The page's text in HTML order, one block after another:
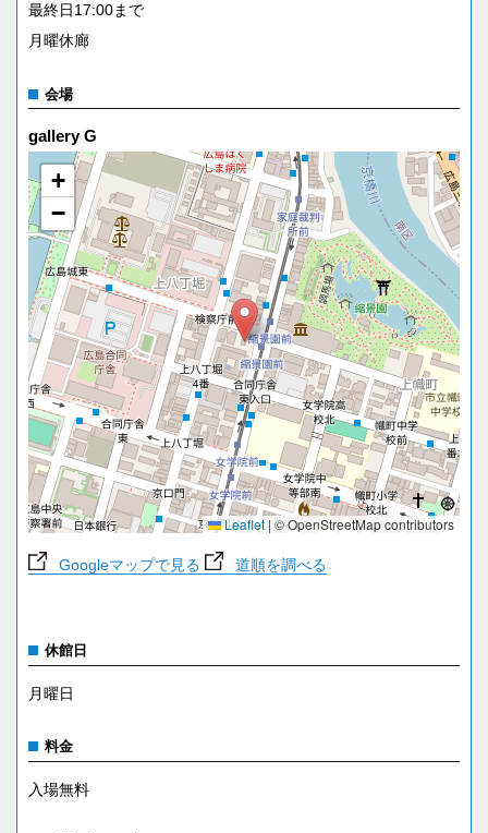
最終日17:00まで
月曜休廊
会場
gallery G
+
−
Leaflet | © OpenStreetMap contributors
Googleマップで見る 道順を調べる
休館日
月曜日
料金
入場無料